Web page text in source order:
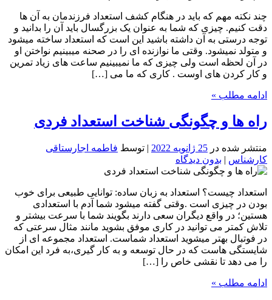
چند نکته مهم که باید در هنگام کشف استعداد فرزندمان به آن ها
دقت کنیم. چیزی که شما به عنوان یک بزرگسال باید آن را بدانید و
توجه درستی به آن داشته باشید این است که استعداد ساخته میشود
و متولد نمیشود. وقتی ما نوازنده ای را در صحنه میبینیم نواختن او
در آن لحظه است ولی چیزی که ما نمیبینیم ساعت های زیاد تمرین
و کار کردن های اوست . کاری که ما می […]
ادامه مطلب »
راه ها و چگونگی شناخت استعداد فردی
منتشر شده در 25 ژانویه 2022 | توسط فاطمه اجارستاقی
کارشناس | بدون دیدگاه
استعداد چیست؟ استعداد به زبان ساده: توانایی طبیعی برای خوب
بودن در چیزی است .وقتی گفته میشود شما آدم با استعدادی
هستین؛ در واقع دیگران سعی دارند بگویند شما با سرعت بیشتر و
تلاش کمتر می توانید در کاری موفق بشوید مانند مثال سرعتی که
در فوتبال بهتر میشوید استعداد شماست. استعداد مجموعه ای از
شایستگی هاست که در حال توسعه و به کار گیری،به فرد این امکان
را می دهد تا نقشی خاص را […]
ادامه مطلب »